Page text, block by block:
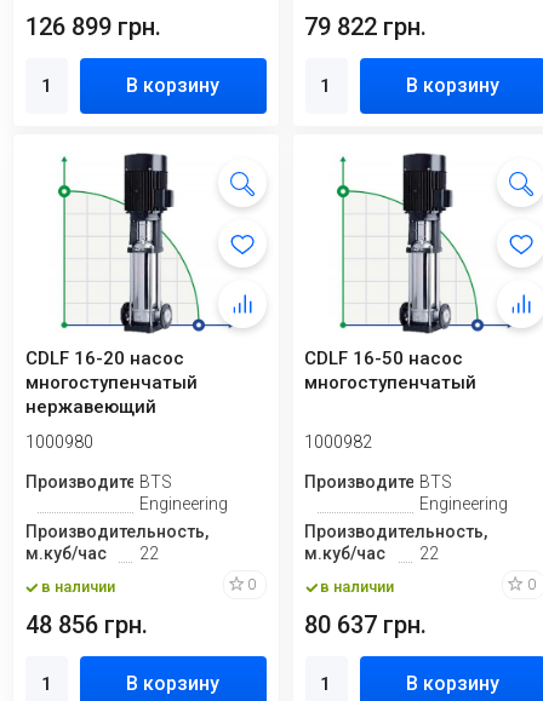
126 899 грн.
В корзину
79 822 грн.
В корзину
CDLF 16-20 насос
многоступенчатый
нержавеющий
1000980
ПроизводительBTS
Engineering
Производительность,
м.куб/час
22
в наличии 0
48 856 грн.
В корзину
CDLF 16-50 насос
многоступенчатый
1000982
ПроизводительBTS
Engineering
Производительность,
м.куб/час
22
в наличии 0
80 637 грн.
В корзину